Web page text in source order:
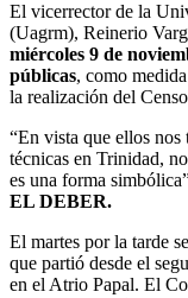
El vicerrector de la
(Uagrm), Reinerio
miércoles 9 de
públicas, como
la realización del
“En vista que ellos nos
técnicas en Trinidad,
es una forma
EL DEBER.
El martes por la tarde
que partió desde el
en el Atrio Papal. El